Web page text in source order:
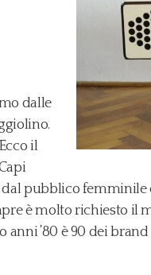
dalle
il
pubblico femminile
è molto richiesto il
’80 è 90 dei